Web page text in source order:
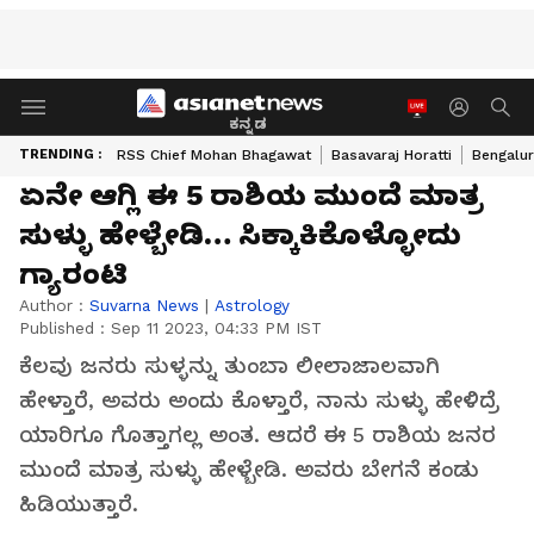
ಕನ್ನಡ
TRENDING : RSS Chief Mohan Bhagawat Basavaraj Horatti
ಏನೇ ಆಗ್ಲಿ ಈ 5 ರಾಶಿಯ ಮುಂದೆ ಮಾತ್ರ
ಸುಳ್ಳು ಹೇಳ್ಬೇಡಿ… ಸಿಕ್ಕಾಕಿಕೊಳ್ಳೋದು
ಗ್ಯಾರಂಟಿ
Author : Suvarna News | Astrology
Published : Sep 11 2023, 04:33 PM IST
ಕೆಲವು ಜನರು ಸುಳ್ಳನ್ನು ತುಂಬಾ ಲೀಲಾಜಾಲವಾಗಿ
ಹೇಳ್ತಾರೆ, ಅವರು ಅಂದು ಕೊಳ್ತಾರೆ, ನಾನು ಸುಳ್ಳು ಹೇಳಿದ್ರೆ
ಯಾರಿಗೂ ಗೊತ್ತಾಗಲ್ಲ ಅಂತ. ಆದರೆ ಈ 5 ರಾಶಿಯ ಜನರ
ಮುಂದೆ ಮಾತ್ರ ಸುಳ್ಳು ಹೇಳ್ಬೇಡಿ. ಅವರು ಬೇಗನೆ ಕಂಡು
ಹಿಡಿಯುತ್ತಾರೆ.